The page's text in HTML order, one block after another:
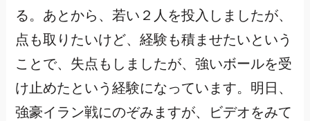
る。あとから、若い２人を投入しましたが、
点も取りたいけど、経験も積ませたいという
ことで、失点もしましたが、強いボールを受
け止めたという経験になっています。明日、
強豪イラン戦にのぞみますが、ビデオをみて